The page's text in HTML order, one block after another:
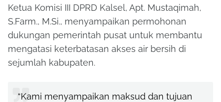
Ketua Komisi III DPRD Kalsel, Apt. Mustaqimah,
S.Farm., M.Si., menyampaikan permohonan
dukungan pemerintah pusat untuk membantu
mengatasi keterbatasan akses air bersih di
sejumlah kabupaten.
“Kami menyampaikan maksud dan tujuan